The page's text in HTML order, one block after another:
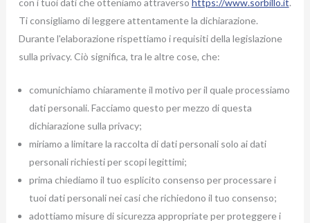
Ti consigliamo di leggere attentamente la dichiarazione.
Durante l'elaborazione rispettiamo i requisiti della legislazione
sulla privacy. Ciò significa, tra le altre cose, che:
comunichiamo chiaramente il motivo per il quale processiamo
dati personali. Facciamo questo per mezzo di questa
dichiarazione sulla privacy;
miriamo a limitare la raccolta di dati personali solo ai dati
personali richiesti per scopi legittimi;
prima chiediamo il tuo esplicito consenso per processare i
tuoi dati personali nei casi che richiedono il tuo consenso;
adottiamo misure di sicurezza appropriate per proteggere i